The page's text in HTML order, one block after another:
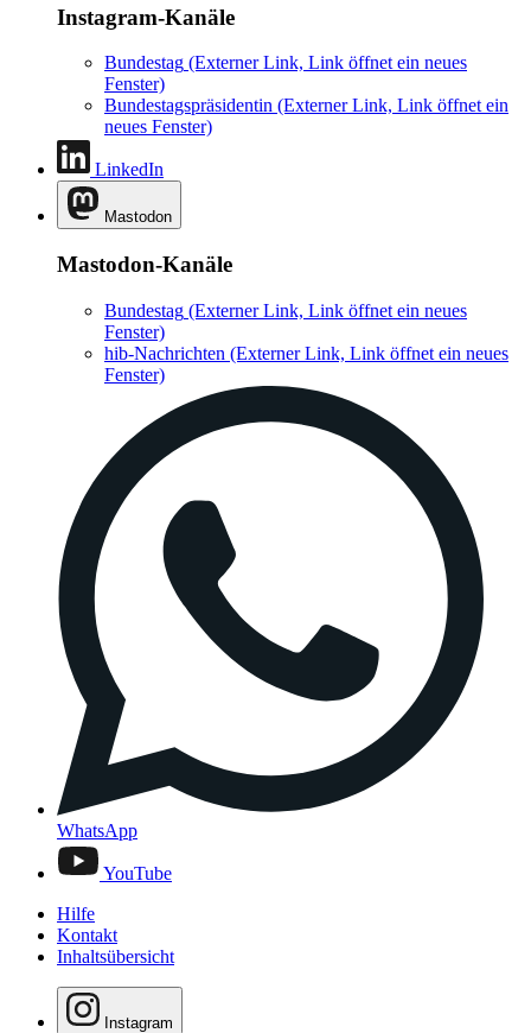
Instagram-Kanäle
Bundestag (Externer Link, Link öffnet ein neues
Fenster)
Bundestagspräsidentin (Externer Link, Link öffnet ein
neues Fenster)
LinkedIn
Mastodon
Mastodon-Kanäle
Bundestag (Externer Link, Link öffnet ein neues
Fenster)
hib-Nachrichten (Externer Link, Link öffnet ein neues
Fenster)
WhatsApp
YouTube
Hilfe
Kontakt
Inhaltsübersicht
Instagram